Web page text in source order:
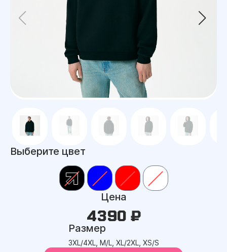
Выберите цвет
Цена
4390 ₽
Размер
3XL/4XL, M/L, XL/2XL, XS/S